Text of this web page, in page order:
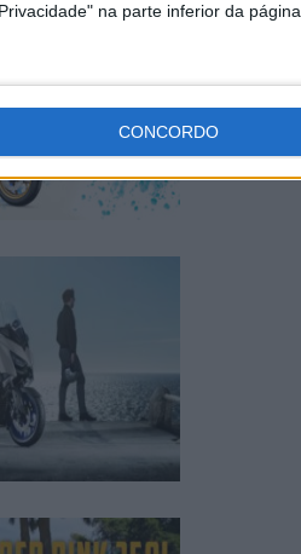
na parte inferior da página.
CONCORDO